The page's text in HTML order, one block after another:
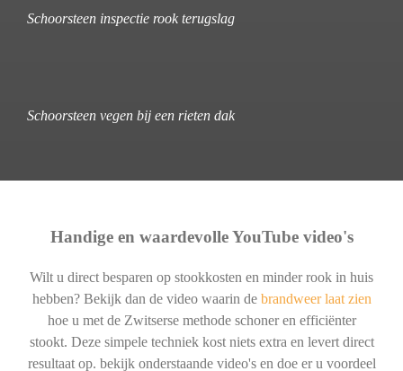
Schoorsteen inspectie rook terugslag
Schoorsteen vegen bij een rieten dak
Handige en waardevolle YouTube video's
Wilt u direct besparen op stookkosten en minder rook in huis
hebben? Bekijk dan de video waarin de brandweer laat zien
hoe u met de Zwitserse methode schoner en efficiënter
stookt. Deze simpele techniek kost niets extra en levert direct
resultaat op. bekijk onderstaande video's en doe er u voordeel